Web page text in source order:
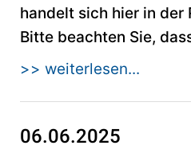
handelt sich hier in der
Bitte beachten Sie,
>> weiterlesen...
06.06.2025